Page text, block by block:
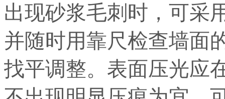
出现砂浆毛刺时，可采
并随时用靠尺检查墙面
找平调整。表面压光应